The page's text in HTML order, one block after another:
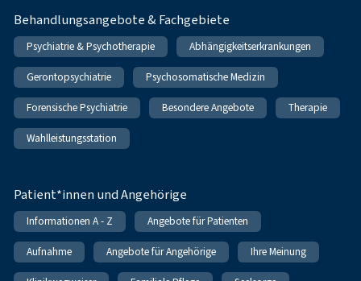
Behandlungsangebote & Fachgebiete
Psychiatrie & Psychotherapie Abhängigkeitserkrankungen
Gerontopsychiatrie Psychosomatische Medizin
Forensische Psychiatrie Besondere Angebote Therapie
Wahlleistungsstation
Patient*innen und Angehörige
Informationen A - Z Angebote für Patienten
Aufnahme Angebote für Angehörige Ihre Meinung